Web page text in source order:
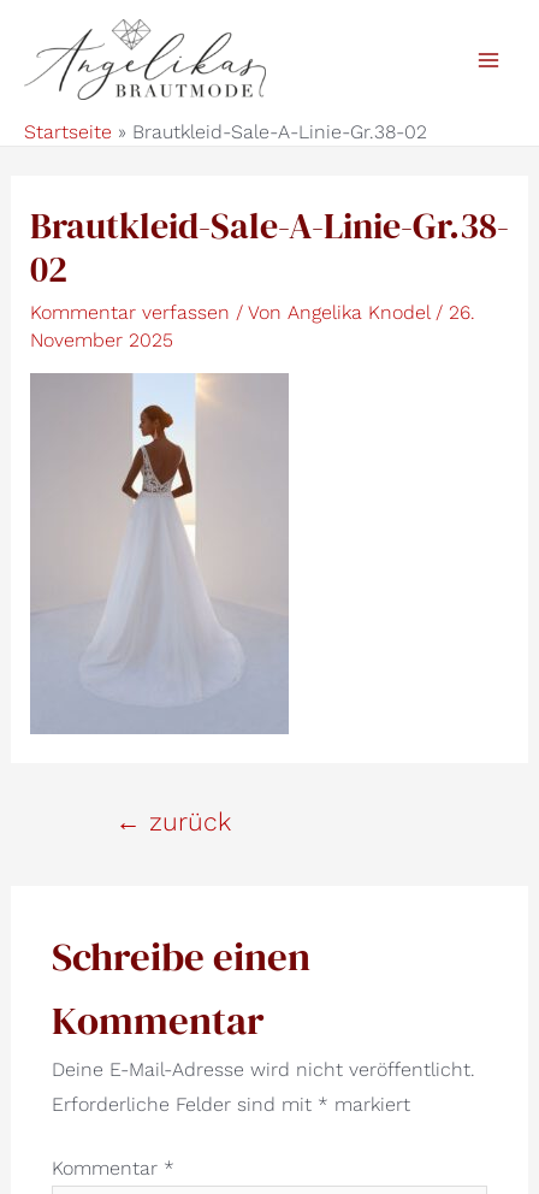
Inhalt
springen
Startseite Brautkleid-Sale-A-Linie-Gr.38-02
Brautkleid-Sale-A-Linie-Gr.38-
02
Kommentar verfassen / Von Angelika Knodel / 26.
November 2025
← zurück
Schreibe einen
Kommentar
Deine E-Mail-Adresse wird nicht veröffentlicht.
Erforderliche Felder sind mit * markiert
Kommentar *